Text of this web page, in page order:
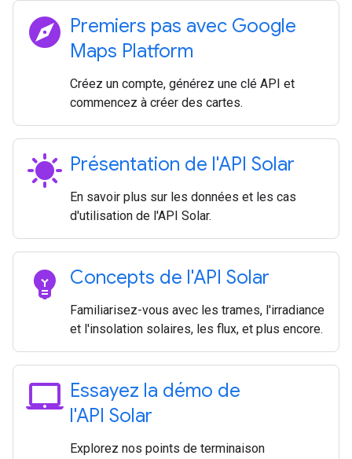
explore Premiers pas avec Google
Maps Platform
Créez un compte, générez une clé API et
commencez à créer des cartes.
sunny Présentation de l'API Solar
En savoir plus sur les données et les cas
d'utilisation de l'API Solar.
emoji_objects Concepts de l'API Solar
Familiarisez-vous avec les trames, l'irradiance
et l'insolation solaires, les flux, et plus encore.
laptop_mac Essayez la démo de
l'API Solar
Explorez nos points de terminaison